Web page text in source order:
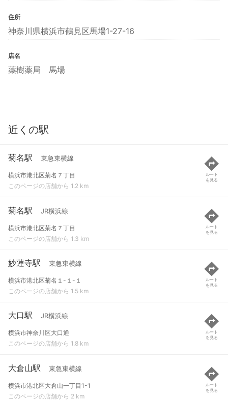
住所
神奈川県横浜市鶴見区馬場1-27-16
店名
薬樹薬局 馬場
近くの駅
菊名駅 東急東横線
横浜市港北区菊名７丁目
このページの店舗から 1.2 km
ルート
を見る
菊名駅 JR横浜線
横浜市港北区菊名７丁目
このページの店舗から 1.3 km
ルート
を見る
妙蓮寺駅 東急東横線
横浜市港北区菊名１-１-１
このページの店舗から 1.5 km
ルート
を見る
大口駅 JR横浜線
横浜市神奈川区大口通
このページの店舗から 1.8 km
ルート
を見る
大倉山駅 東急東横線
横浜市港北区大倉山一丁目1-1
このページの店舗から 2 km
ルート
を見る